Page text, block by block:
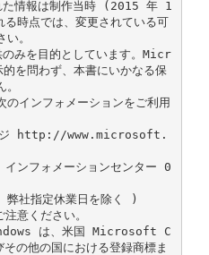
た情報は制作当時 (2015 年 1
時点では、変更されている可
。
みを目的としています。Micr
を問わず、本書にいかなる保
のインフォメーションをご利用
ージ http://www.microsoft.
ンフォメーションセンター 0
社指定休業日を除く )
意ください。
は、米国 Microsoft C
他の国における登録商標ま